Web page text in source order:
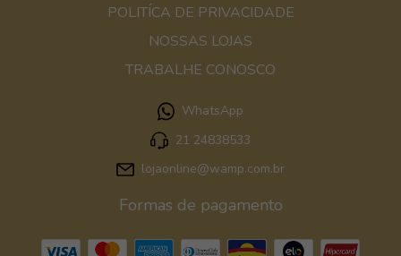
POLITÍCA DE PRIVACIDADE
NOSSAS LOJAS
TRABALHE CONOSCO
WhatsApp
21 24838533
lojaonline@wamp.com.br
Formas de pagamento